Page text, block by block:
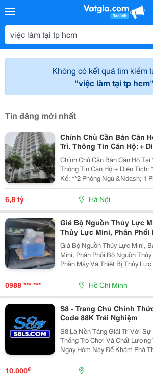
Không có kết quả tìm kiếm
"việc làm tại tp hcm"
Tin đăng mới nhất
Chính Chủ Cần Bán Căn
Trì.
Chính Chủ Cần Bán Căn Hộ Tại
Thông Tin Căn Hộ:+ Diện
Kế: **2 Phòng Ngủ &Ndash; 1
Bếp Riêng**+ Full Nội Thất
Cẩn Thận.+ Không Gian Rộng
6,8 tỷ Hà Nội
Giá Bộ Nguồn Thủy Lực
Thủy Lực Mini, Phân Phối
Mini
Giá Bộ Nguồn Thủy Lực Mini,
Mini, Phân Phối Bộ Nguồn
Phần Máy Và Thiết Bị Thủy
Phối Thiết Bị Thủy Lực - Khí
Hóa. Tư Vấn, Sửa Chữa, Thi
0988 *** *** Hồ Chí Minh
S8 - Trang Chủ Chính
Code 88K Trải Nghiệm
S8 Là Nền Tảng Giải Trí Với
Thống Trò Chơi Và Chất
Ngay Hôm Nay Để Khám Phá
Hũ, Bắn Cá Cùng Nhiều Ưu Đãi
10.000₫